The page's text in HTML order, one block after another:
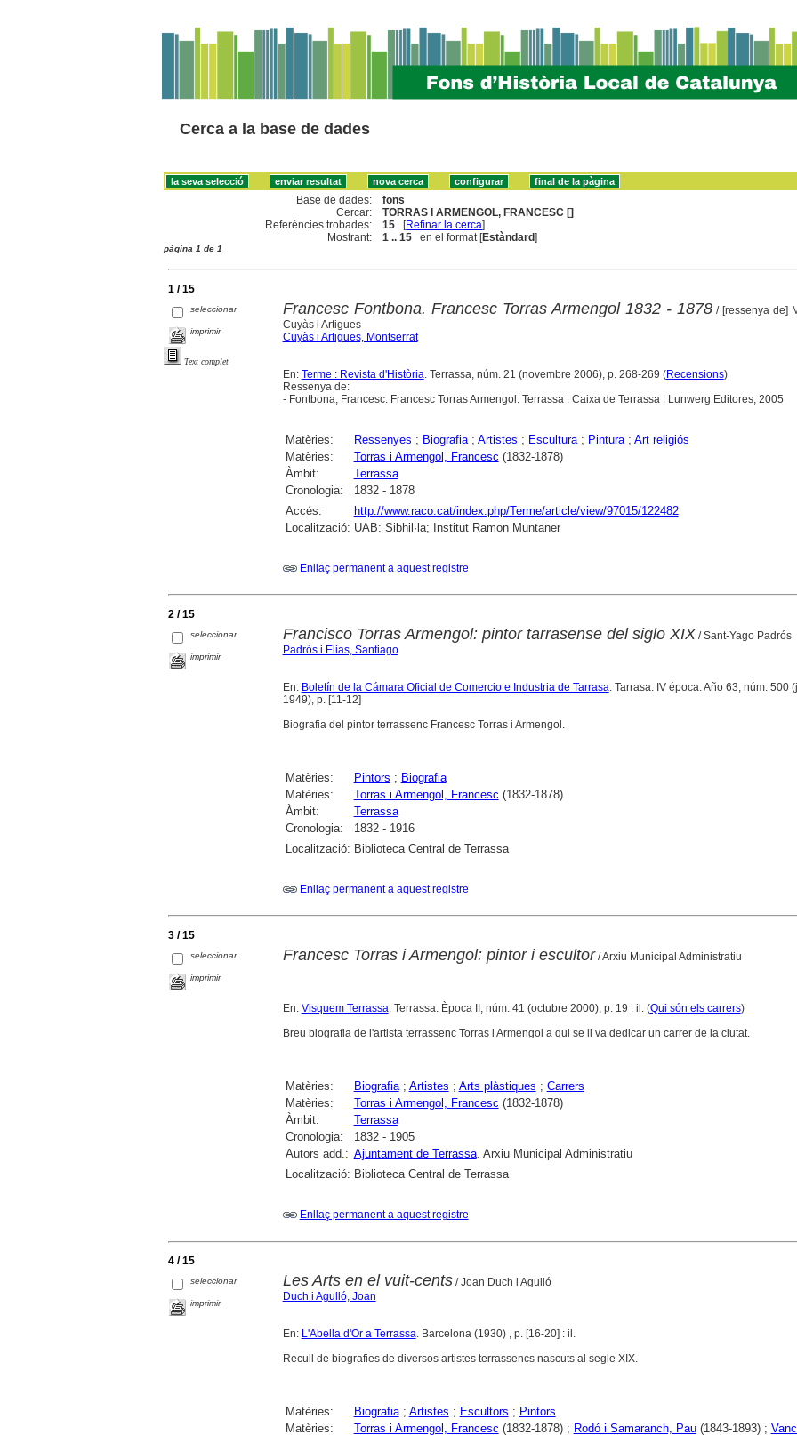
Cerca a la base de dades
Base de dades:
fons
Cercar:
TORRAS I ARMENGOL, FRANCESC []
Referències trobades:
15 [Refinar la cerca]
Mostrant:
1 .. 15 en el format [Estàndard]
pàgina 1 de 1
1 / 15
seleccionar
imprimir
Text complet
Francesc Fontbona. Francesc Torras Armengol 1832 - 1878/ [ressenya de]
Cuyàs i Artigues
Cuyàs i Artigues, Montserrat
En: Terme : Revista d'Història. Terrassa, núm. 21 (novembre 2006), p. 268-269 (Recensions)
Ressenya de:
- Fontbona, Francesc. Francesc Torras Armengol. Terrassa : Caixa de Terrassa : Lunwerg Editores, 2005
Matèries: Ressenyes ; Biografia; Artistes ; Escultura; Pintura; Art religiós
Matèries:
Torras i Armengol, Francesc (1832-1878)
Àmbit:
Terrassa
Cronologia:
1832 - 1878
Accés:
http://www.raco.cat/index.php/Terme/article/view/97015/122482
Localització: UAB: Sibhil·la; Institut Ramon Muntaner
Enllaç permanent a aquest registre
2 / 15
seleccionar
imprimir
Francisco Torras Armengol: pintor tarrasense del siglo XIX / Sant-Yago Padrós
Padrós i Elias, Santiago
En: Boletín de la Cámara Oficial de Comercio e Industria de Tarrasa. Tarrasa. IV época. Año 63, núm. 500
1949), p. [11-12]
Biografia del pintor terrassenc Francesc Torras i Armengol.
Matèries: Pintors ; Biografia
Matèries:
Torras i Armengol, Francesc (1832-1878)
Àmbit:
Terrassa
Cronologia:
1832 - 1916
Localització: Biblioteca Central de Terrassa
Enllaç permanent a aquest registre
3 / 15
seleccionar
imprimir
Francesc Torras i Armengol: pintor i escultor/ Arxiu Municipal Administratiu
En: Visquem Terrassa. Terrassa. Època II, núm. 41 (octubre 2000), p. 19 : il. (Qui són els carrers)
Breu biografia de l'artista terrassenc Torras i Armengol a qui se li va dedicar un carrer de la ciutat.
Matèries: Biografia; Artistes ; Arts plàstiques ; Carrers
Matèries:
Torras i Armengol, Francesc (1832-1878)
Àmbit:
Terrassa
Cronologia:
1832 - 1905
Autors add.: Ajuntament de Terrassa. Arxiu Municipal Administratiu
Localització: Biblioteca Central de Terrassa
Enllaç permanent a aquest registre
4 / 15
seleccionar
imprimir
Les Arts en el vuit-cents/ Joan Duch i Agulló
Duch i Agulló, Joan
En: L'Abella d'Or a Terrassa. Barcelona (1930) , p. [16-20] : il.
Recull de biografies de diversos artistes terrassencs nascuts al segle XIX.
Matèries: Biografia; Artistes ; Escultors ; Pintors
Matèries:
Torras i Armengol, Francesc (1832-1878) ; Rodó i Samaranch, Pau(1843-1893) ;